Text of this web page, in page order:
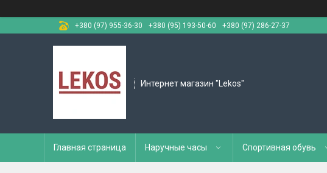
+380 (97) 955-36-30
+380 (95) 193-50-60 +380 (97) 286-27-37
Интернет магазин "Lekos"
Главная страница Наручные часы Спортивная обувь